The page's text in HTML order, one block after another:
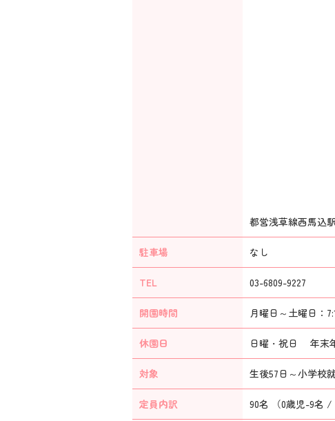
都営浅草線西馬込
駐車場 なし
TEL 03-6809-9227
開園時間 月曜日～土曜日：
休園日 日曜・祝日 年末
対象 生後57日～小学校
定員内訳 90名 （0歳児-9名 /